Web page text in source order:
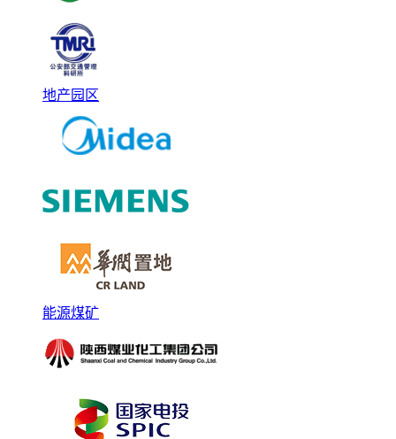
地产园区
能源煤矿